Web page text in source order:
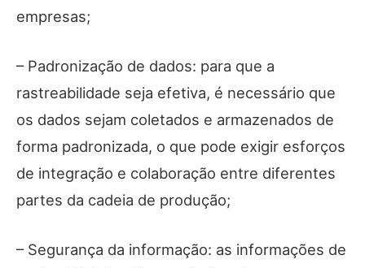
empresas;
– Padronização de dados: para que a
rastreabilidade seja efetiva, é necessário que
os dados sejam coletados e armazenados de
forma padronizada, o que pode exigir esforços
de integração e colaboração entre diferentes
partes da cadeia de produção;
– Segurança da informação: as informações de